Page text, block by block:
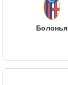
Болонья